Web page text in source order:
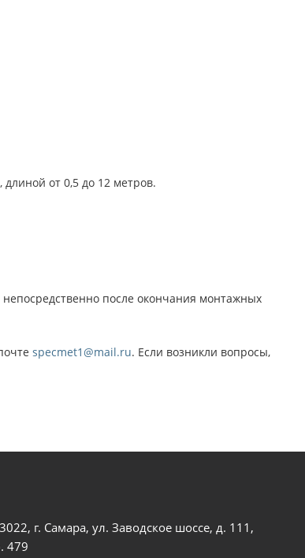
от 0,5 до 12 метров.
после окончания монтажных
specmet1@mail.ru. Если возникли вопросы,
г. Самара, ул. Заводское шоссе, д. 111,
479